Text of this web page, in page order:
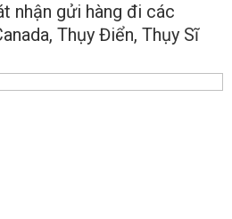
nhận gửi hàng đi các
Thụy Điển, Thụy Sĩ